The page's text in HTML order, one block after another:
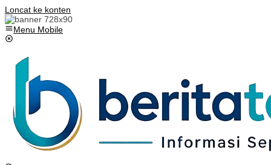
Loncat ke konten
Menu Mobile